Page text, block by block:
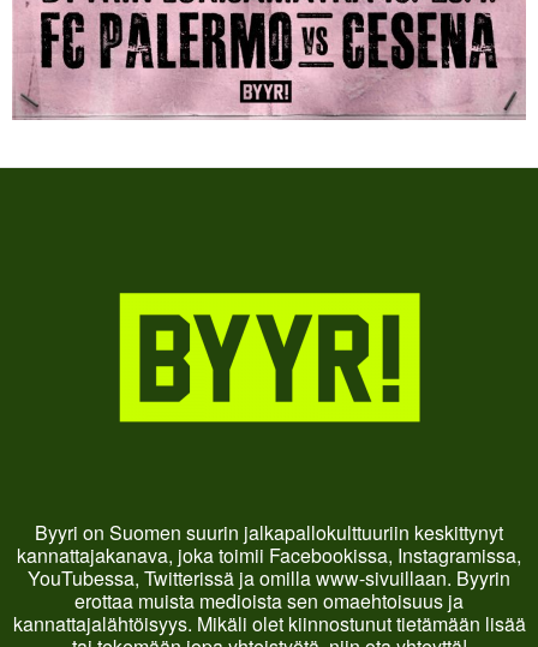
Byyri on Suomen suurin jalkapallokulttuuriin keskittynyt
kannattajakanava, joka toimii Facebookissa, Instagramissa,
YouTubessa, Twitterissä ja omilla www-sivuillaan. Byyrin
erottaa muista medioista sen omaehtoisuus ja
kannattajalähtöisyys. Mikäli olet kiinnostunut tietämään lisää